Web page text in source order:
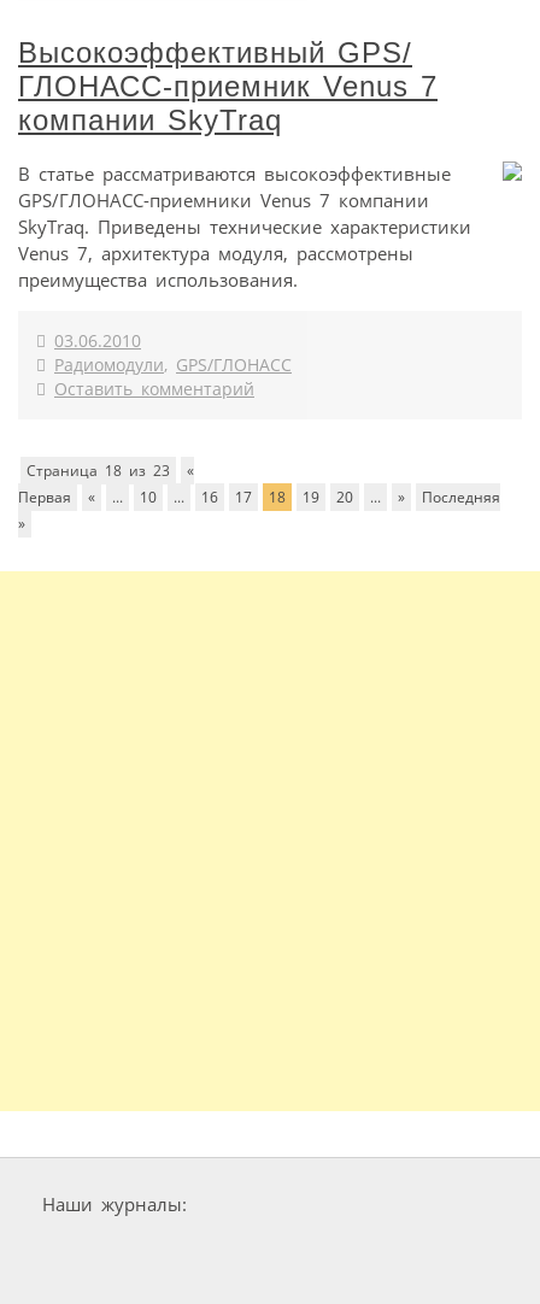
Высокоэффективный GPS/
ГЛОНАСС-приемник Venus 7
компании SkyTraq
В статье рассматриваются высокоэффективные
GPS/ГЛОНАСС-приемники Venus 7 компании
SkyTraq. Приведены технические характеристики
Venus 7, архитектура модуля, рассмотрены
преимущества использования.
03.06.2010
Радиомодули, GPS/ГЛОНАСС
Оставить комментарий
Страница 18 из 23
«
Первая
« ... 10 ... 16 17 18 19 20 ... »
Последняя
»
Наши журналы: